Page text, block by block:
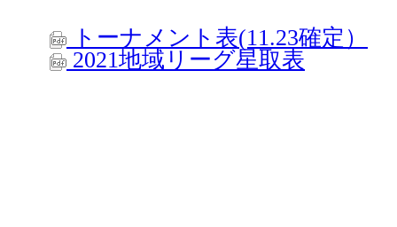
トーナメント表(11.23確定）
2021地域リーグ星取表